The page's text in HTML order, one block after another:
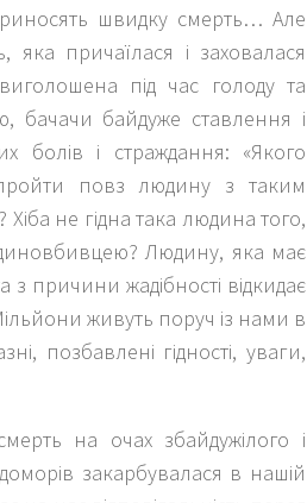
швидку смерть… Але
причаїлася і заховалася
виголошена під час голоду та
бачачи байдуже ставлення і
болів і страждання: «Якого
повз людину з таким
не гідна така людина того,
Людину, яка має
причини жадібності відкидає
живуть поруч із нами в
позбавлені гідності, уваги,
на очах збайдужілого і
закарбувалася в нашій